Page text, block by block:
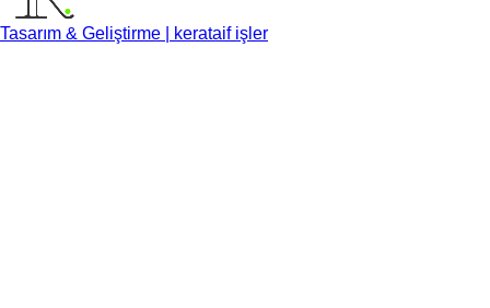
Tasarım & Geliştirme | kerataif işler